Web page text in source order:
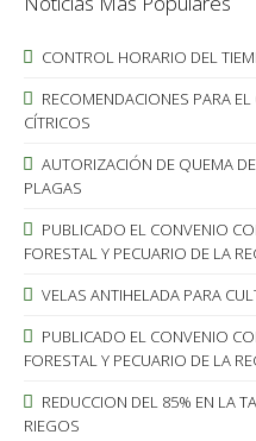
CONTROL HORARIO DEL
RECOMENDACIONES PARA
CÍTRICOS
AUTORIZACIÓN DE QUEMA
PLAGAS
PUBLICADO EL CONVENIO
FORESTAL Y PECUARIO DE LA
VELAS ANTIHELADA PARA
PUBLICADO EL CONVENIO
FORESTAL Y PECUARIO DE LA
REDUCCION DEL 85% EN LA
RIEGOS